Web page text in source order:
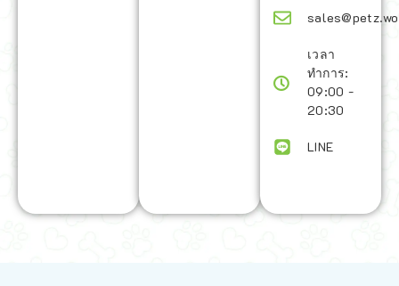
เวลา
ทำการ:
09:00 -
20:30
LINE